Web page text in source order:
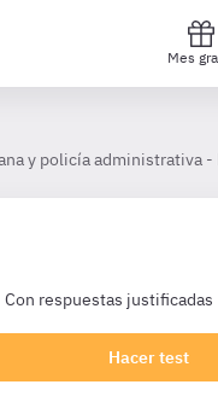
Mes
y policía administrativa -
Con respuestas justificadas
Hacer test